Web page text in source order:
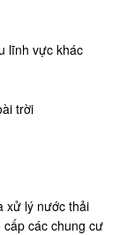
lĩnh vực khác
trời
xử lý nước thải
các chung cư